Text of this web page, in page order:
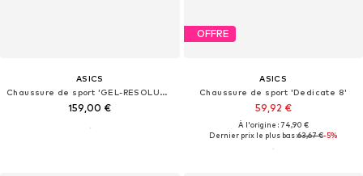
ASICS
Chaussure de sport 'GEL-RESOLUTION X CLAY'
159,00 €
OFFRE
ASICS
Chaussure de sport 'Dedicate 8'
59,92 €
À l'origine : 74,90 €
Dernier prix le plus bas :63,67 €-5%